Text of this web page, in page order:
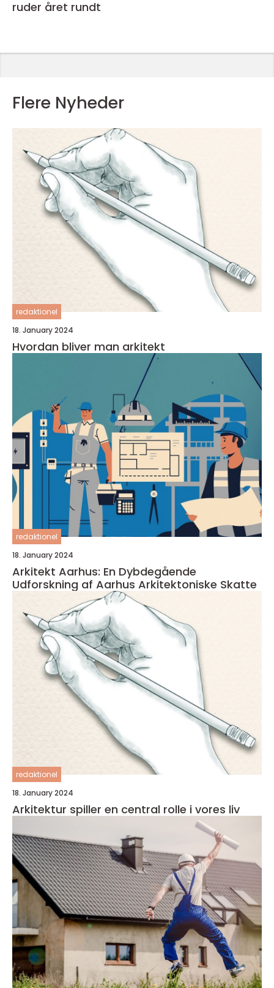
ruder året rundt
Flere Nyheder
redaktionel
18. January 2024
Hvordan bliver man arkitekt
redaktionel
18. January 2024
Arkitekt Aarhus: En Dybdegående
Udforskning af Aarhus Arkitektoniske Skatte
redaktionel
18. January 2024
Arkitektur spiller en central rolle i vores liv